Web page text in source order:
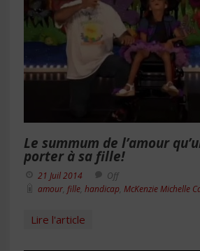
Le summum de l’amour
porter à sa fille!
21 Juil 2014
Off
amour fille handicap McKenzie Michelle
Lire l'article